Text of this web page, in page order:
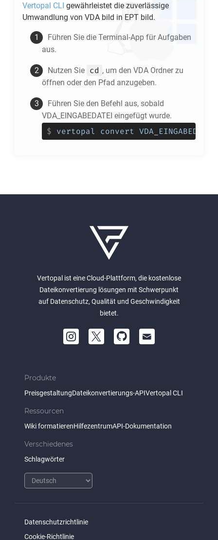
Vertopal CLI gewährleistet die zuverlässige
Umwandlung von VDA bild in EPT bild.
Führen Sie die Terminal-App für Aufgaben
aus.
Nutzen Sie cd , um den VDA Ordner zu
öffnen oder den Pfad anzugeben.
Führen Sie den Befehl aus, sobald
VDA_EINGABEDATEI eingefügt wurde.
$ vertopal convert
Vertopal ist eine Cloud-Plattform, die kostenlose
Dateikonvertierung lösungen mit Schwerpunkt
auf Datenschutz, Qualität und Geschwindigkeit
bietet.
Produkte
PreisgestaltungDateikonvertierungs-APIVertopal CLI
Ressourcen
Wiki formatierenHilfezentrumAPI-Dokumentation
Verschiedenes
Schlagwörter
Datenschutzrichtlinie
Cookie-Richtlinie